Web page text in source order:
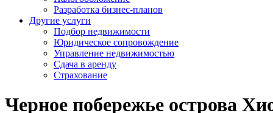
Разработка бизнес-планов
Другие услуги
Подбор недвижимости
Юридическое сопровождение
Управление недвижимостью
Сдача в аренду
Страхование
Черное побережье острова